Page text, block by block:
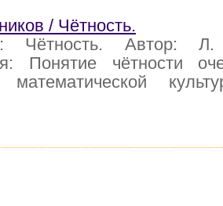
/ Чётность.
Чётность. Автор:
Понятие чётности
математической